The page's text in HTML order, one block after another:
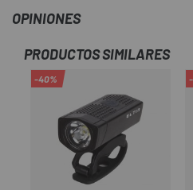
OPINIONES
PRODUCTOS SIMILARES
-40%